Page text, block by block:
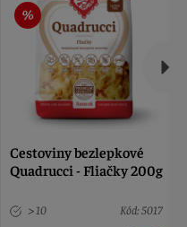
Cestoviny bezlepkové
Quadrucci - Fliačky 200g
> 10 Kód: 5017